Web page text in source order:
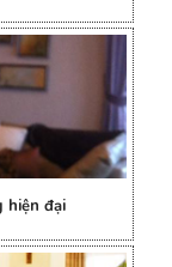
hiện đại